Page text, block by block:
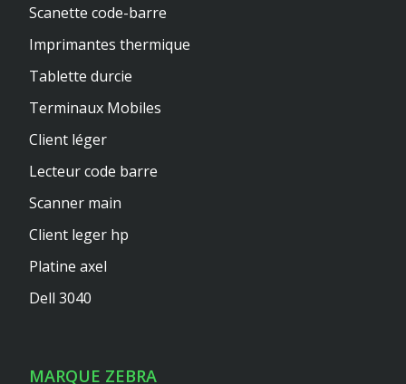
Scanette code-barre
Imprimantes thermique
Tablette durcie
Terminaux Mobiles
Client léger
Lecteur code barre
Scanner main
Client leger hp
Platine axel
Dell 3040
MARQUE ZEBRA